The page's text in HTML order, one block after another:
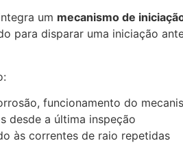
um mecanismo de
disparar uma iniciação
funcionamento do
desde a última inspeção
às correntes de raio repetidas